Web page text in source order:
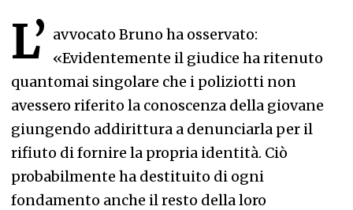
L’ avvocato Bruno ha osservato:
«Evidentemente il giudice ha ritenuto
quantomai singolare che i poliziotti non
avessero riferito la conoscenza della giovane
giungendo addirittura a denunciarla per il
rifiuto di fornire la propria identità. Ciò
probabilmente ha destituito di ogni
fondamento anche il resto della loro